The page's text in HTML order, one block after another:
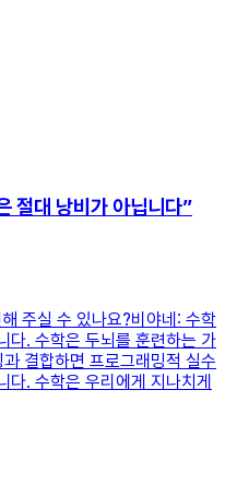
절대 낭비가 아닙니다”
주실 수 있나요?비야네: 수학
다. 수학은 두뇌를 훈련하는 가
결합하면 프로그래밍적 실수
다. 수학은 우리에게 지나치게